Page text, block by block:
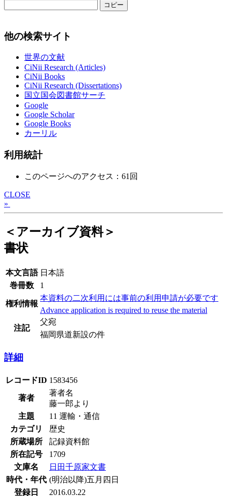
コピー
他の検索サイト
世界の文献
CiNii Research (Articles)
CiNii Books
CiNii Research (Dissertations)
国立国会図書館サーチ
Google
Google Scholar
Google Books
カーリル
利用統計
このページへのアクセス：61回
CLOSE
»
＜アーカイブ資料＞
書状
本文言語 日本語
巻冊数
1
権利情報
本資料の二次利用には事前の利用申請が必要です
Advance application is required to reuse the material
注記
父宛
福岡県道新設の件
詳細
レコードID 1583456
著者
著者名
藤一郎より
主題
11 運輸・通信
カテゴリ
歴史
所蔵場所
記録資料館
所在記号
1709
文庫名
日田千原家文書
時代・年代 (明治以降)五月四日
登録日
2016.03.22